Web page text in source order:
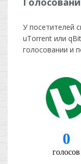
У посетителей
uTorrent или
голосовании и